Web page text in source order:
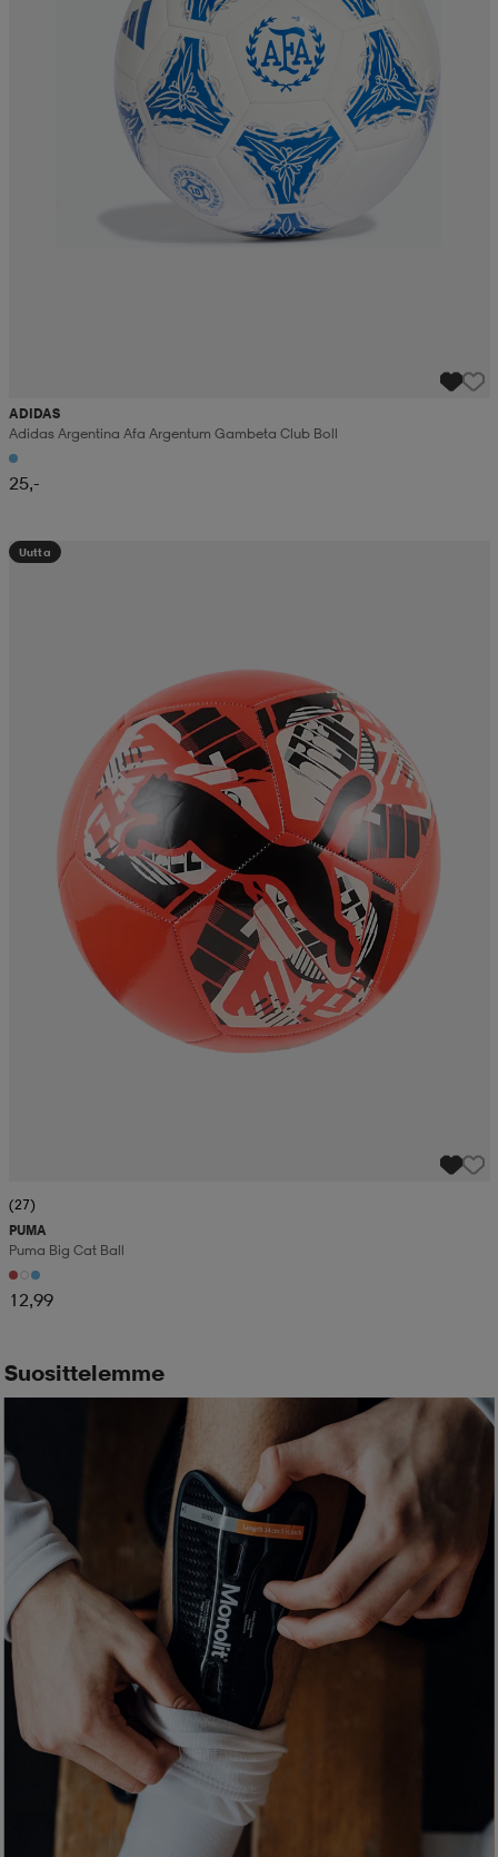
ADIDAS
Adidas Argentina Afa Argentum Gambeta Club Boll
25,-
Uutta
(27)
PUMA
Puma Big Cat Ball
12,99
Suosittelemme